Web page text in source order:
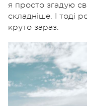
я просто згадую
складніше. І тоді
круто зараз.